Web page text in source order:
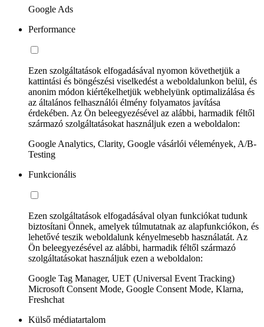
Google Ads
Performance
Ezen szolgáltatások elfogadásával nyomon követhetjük a
kattintási és böngészési viselkedést a weboldalunkon belül, és
anonim módon kiértékelhetjük webhelyünk optimalizálása és
az általános felhasználói élmény folyamatos javítása
érdekében. Az Ön beleegyezésével az alábbi, harmadik féltől
származó szolgáltatásokat használjuk ezen a weboldalon:
Google Analytics, Clarity, Google vásárlói vélemények, A/B-
Testing
Funkcionális
Ezen szolgáltatások elfogadásával olyan funkciókat tudunk
biztosítani Önnek, amelyek túlmutatnak az alapfunkciókon, és
lehetővé teszik weboldalunk kényelmesebb használatát. Az
Ön beleegyezésével az alábbi, harmadik féltől származó
szolgáltatásokat használjuk ezen a weboldalon:
Google Tag Manager, UET (Universal Event Tracking)
Microsoft Consent Mode, Google Consent Mode, Klarna,
Freshchat
Külső médiatartalom